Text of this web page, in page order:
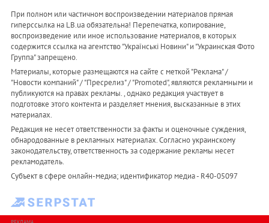
При полном или частичном воспроизведении материалов прямая
гиперссылка на LB.ua обязательна! Перепечатка, копирование,
воспроизведение или иное использование материалов, в которых
содержится ссылка на агентство "Українськi Новини" и "Украинская Фото
Группа" запрещено.
Материалы, которые размещаются на сайте с меткой "Реклама" /
"Новости компаний" / "Пресрелиз" / "Promoted", являются рекламными и
публикуются на правах рекламы. , однако редакция участвует в
подготовке этого контента и разделяет мнения, высказанные в этих
материалах.
Редакция не несет ответственности за факты и оценочные суждения,
обнародованные в рекламных материалах. Согласно украинскому
законодательству, ответственность за содержание рекламы несет
рекламодатель.
Субъект в сфере онлайн-медиа; идентификатор медиа - R40-05097